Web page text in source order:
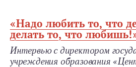
«Надо любить то, что
делать то, что
Интервью с директором
учреждения образования